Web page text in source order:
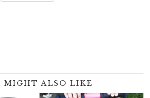
MIGHT ALSO LIKE